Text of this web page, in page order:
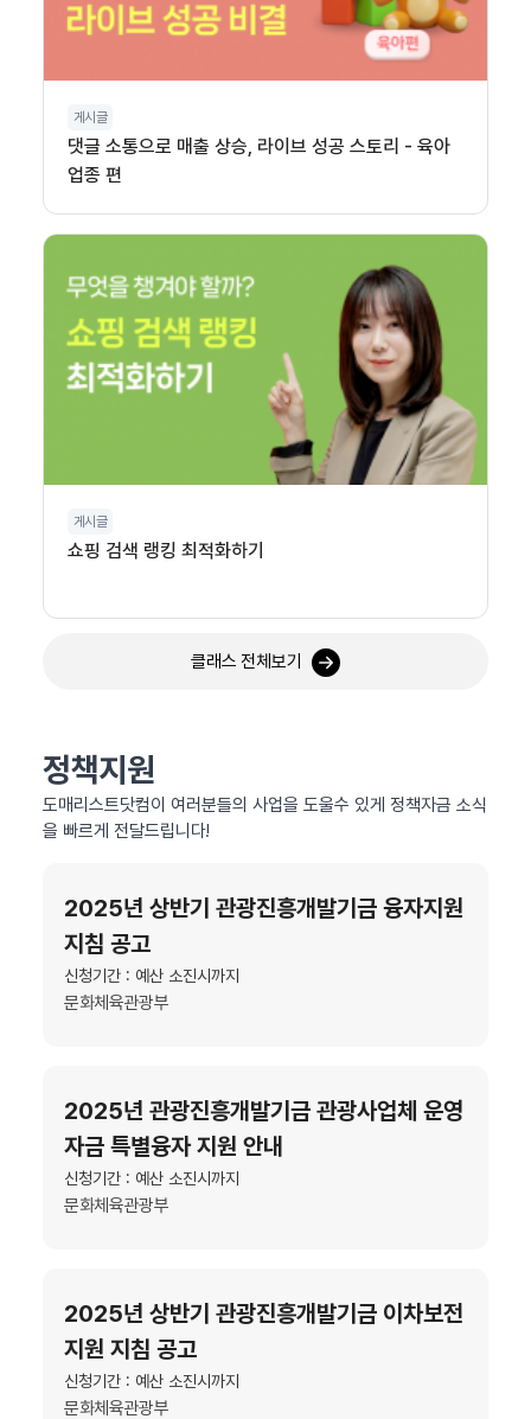
게시글
댓글 소통으로 매출 상승, 라이브 성공 스토리 - 육아
업종 편
게시글
쇼핑 검색 랭킹 최적화하기
클래스 전체보기
정책지원
도매리스트닷컴이 여러분들의 사업을 도울수 있게 정책자금 소식
을 빠르게 전달드립니다!
2025년 상반기 관광진흥개발기금 융자지원
지침 공고
신청기간 : 예산 소진시까지
문화체육관광부
2025년 관광진흥개발기금 관광사업체 운영
자금 특별융자 지원 안내
신청기간 : 예산 소진시까지
문화체육관광부
2025년 상반기 관광진흥개발기금 이차보전
지원 지침 공고
신청기간 : 예산 소진시까지
문화체육관광부